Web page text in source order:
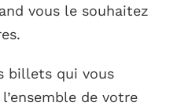
vous le souhaitez
billets qui vous
de votre